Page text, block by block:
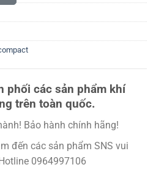
phối các sản phẩm khí
trên toàn quốc.
Bảo hành chính hãng!
đến các sản phẩm SNS vui
0964997106